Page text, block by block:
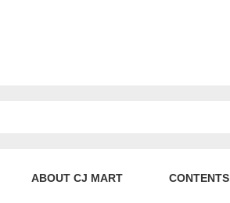
ABOUT CJ MART CONTENTS